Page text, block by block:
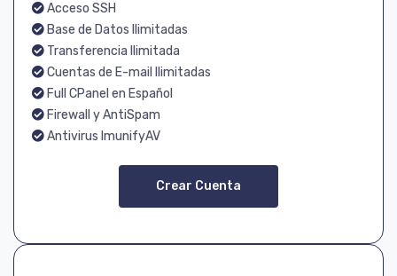
Acceso SSH
Base de Datos Ilimitadas
Transferencia Ilimitada
Cuentas de E-mail Ilimitadas
Full CPanel en Español
Firewall y AntiSpam
Antivirus ImunifyAV
Crear Cuenta